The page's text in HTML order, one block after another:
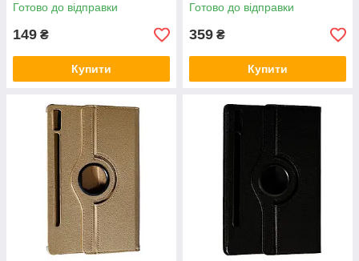
Готово до відправки
149 ₴
Купити
Готово до відправки
359 ₴
Купити